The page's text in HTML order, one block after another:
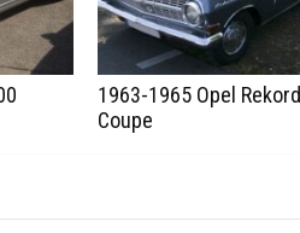
1963-1965 Opel Rekord
Coupe